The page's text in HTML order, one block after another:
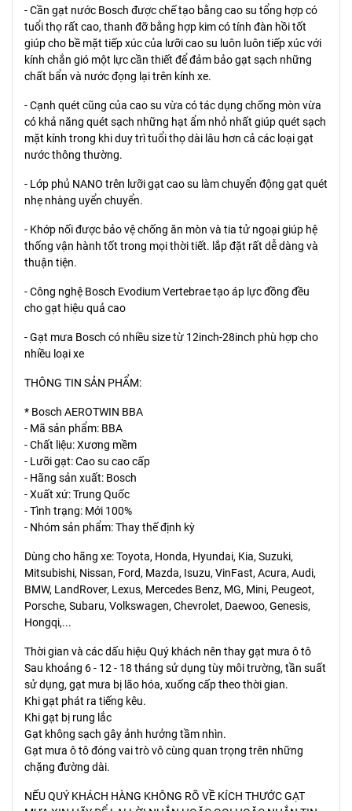
- Cần gạt nước Bosch được chế tạo bằng cao su tổng hợp có
tuổi thọ rất cao, thanh đỡ bằng hợp kim có tính đàn hồi tốt
giúp cho bề mặt tiếp xúc của lưỡi cao su luôn luôn tiếp xúc với
kính chắn gió một lực cần thiết để đảm bảo gạt sạch những
chất bẩn và nước đọng lại trên kính xe.
- Cạnh quét cũng của cao su vừa có tác dụng chống mòn vừa
có khả năng quét sạch những hạt ẩm nhỏ nhất giúp quét sạch
mặt kính trong khi duy trì tuổi thọ dài lâu hơn cả các loại gạt
nước thông thường.
- Lớp phủ NANO trên lưỡi gạt cao su làm chuyển động gạt quét
nhẹ nhàng uyển chuyển.
- Khớp nối được bảo vệ chống ăn mòn và tia tử ngoại giúp hệ
thống vận hành tốt trong mọi thời tiết. lắp đặt rất dễ dàng và
thuận tiện.
- Công nghệ Bosch Evodium Vertebrae tạo áp lực đồng đều
cho gạt hiệu quả cao
- Gạt mưa Bosch có nhiều size từ 12inch-28inch phù hợp cho
nhiều loại xe
THÔNG TIN SẢN PHẨM:
* Bosch AEROTWIN BBA
- Mã sản phẩm: BBA
- Chất liệu: Xương mềm
- Lưỡi gạt: Cao su cao cấp
- Hãng sản xuất: Bosch
- Xuất xứ: Trung Quốc
- Tình trạng: Mới 100%
- Nhóm sản phẩm: Thay thế định kỳ
Dùng cho hãng xe: Toyota, Honda, Hyundai, Kia, Suzuki,
Mitsubishi, Nissan, Ford, Mazda, Isuzu, VinFast, Acura, Audi,
BMW, LandRover, Lexus, Mercedes Benz, MG, Mini, Peugeot,
Porsche, Subaru, Volkswagen, Chevrolet, Daewoo, Genesis,
Hongqi,...
Thời gian và các dấu hiệu Quý khách nên thay gạt mưa ô tô
Sau khoảng 6 - 12 - 18 tháng sử dụng tùy môi trường, tần suất
sử dụng, gạt mưa bị lão hóa, xuống cấp theo thời gian.
Khi gạt phát ra tiếng kêu.
Khi gạt bị rung lắc
Gạt không sạch gây ảnh hưởng tầm nhìn.
Gạt mưa ô tô đóng vai trò vô cùng quan trọng trên những
chặng đường dài.
NẾU QUÝ KHÁCH HÀNG KHÔNG RÕ VỀ KÍCH THƯỚC GẠT